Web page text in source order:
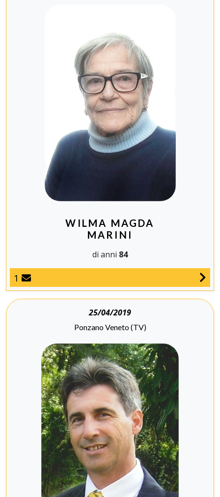
WILMA MAGDA
MARINI
di anni 84
1
25/04/2019
Ponzano Veneto (TV)